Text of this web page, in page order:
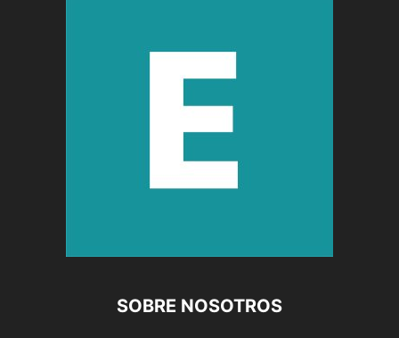
SOBRE NOSOTROS